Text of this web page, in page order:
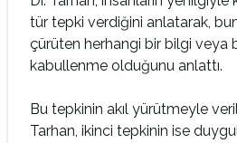
tür tepki verdiğini anlatarak,
çürüten herhangi bir bilgi veya
kabullenme olduğunu anlattı.
Bu tepkinin akıl yürütmeyle
Tarhan, ikinci tepkinin ise